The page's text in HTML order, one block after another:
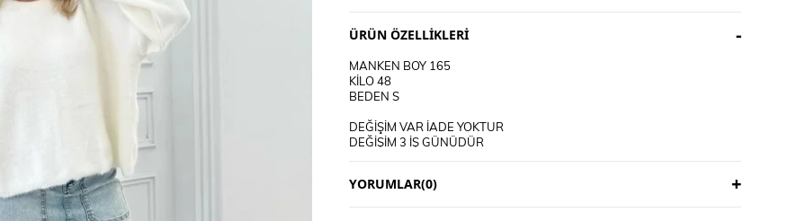
ÜRÜN ÖZELLIKLERI
MANKEN BOY 165
KİLO 48
BEDEN S
DEĞİŞİM VAR İADE YOKTUR
DEĞİŞİM 3 İŞ GÜNÜDÜR
KULLANIM TALİMATI
YORUMLAR(0)